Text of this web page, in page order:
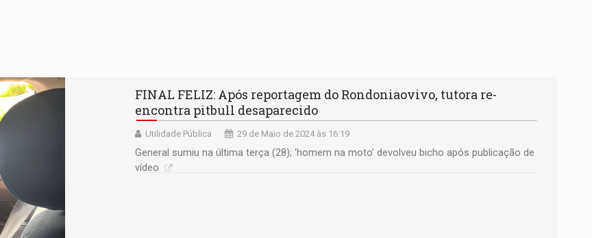
FINAL FELIZ: Após reportagem do Rondoniaovivo, tutora re-
encontra pitbull desaparecido
Utilidade Pública 29 de Maio de 2024 às 16:19
General sumiu na última terça (28); ‘homem na moto’ devolveu bicho após publicação de
vídeo